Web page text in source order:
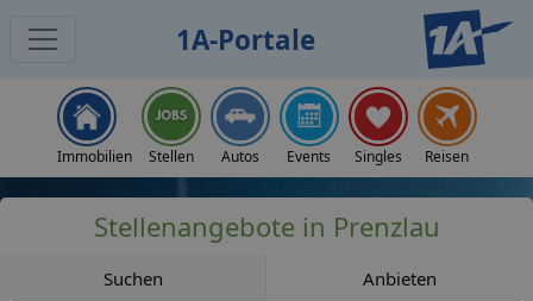
1A-Portale
Immobilien Stellen Autos Events Singles Reisen
Stellenangebote in Prenzlau
Suchen Anbieten